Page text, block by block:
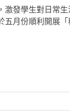
發學生對日常生
五月份順利開展「